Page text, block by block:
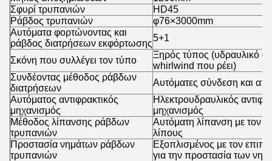
Σφυρί τρυπανιών
HD45
Ράβδος τρυπανιών
φ76×3000mm
Αυτόματα φορτώνοντας και
ράβδος διατρήσεων εκφόρτωσης
5+1
Σκόνη που συλλέγει τον τύπο
Ξηρός τύπος (υδραυλικό
whirlwind που ρέει)
Συνδέοντας μέθοδος ράβδων
διατρήσεων
Αυτόματες σύνδεση και
Αυτόματος αντιφρακτικός
μηχανισμός
Ηλεκτρουδραυλικός
μηχανισμός
Μέθοδος λίπανσης ράβδων
τρυπανιών
Αυτόματη λίπανση με τον
λίπους
Προστασία νημάτων ράβδων
τρυπανιών
Εξοπλισμένος με τον
για την προστασία των